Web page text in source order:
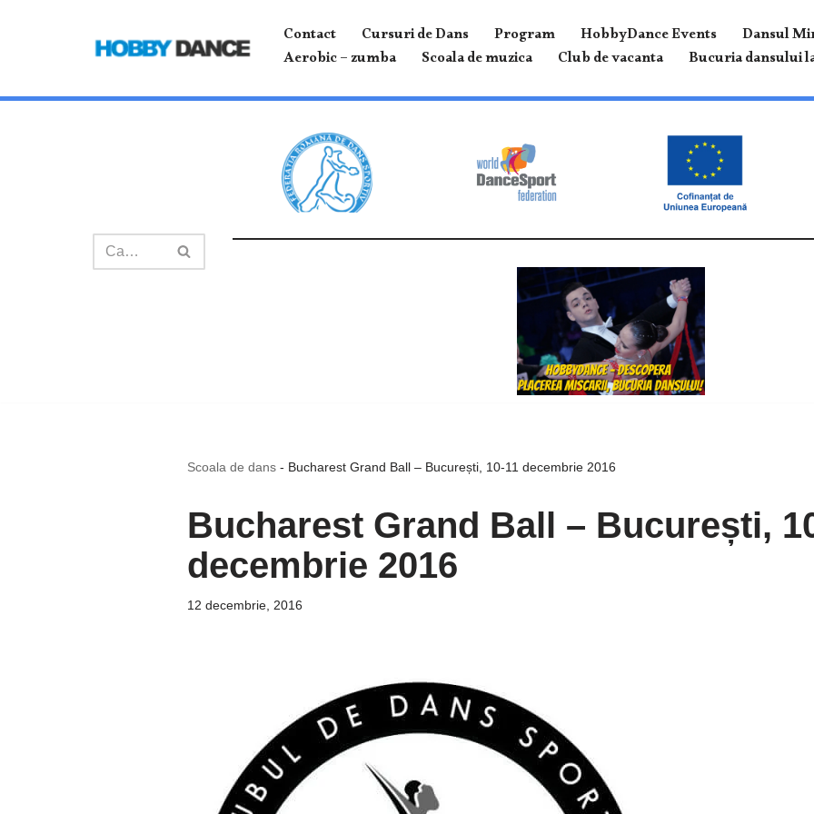
conținut
Contact Cursuri de Dans Program HobbyDance Events
Dansul
Aerobic – zumba
Scoala de muzica Club de vacanta Bucuria dansului
Scoala de dans - Bucharest Grand Ball – București, 10-11 decembrie 2016
Bucharest Grand Ball – București,
decembrie 2016
12 decembrie, 2016